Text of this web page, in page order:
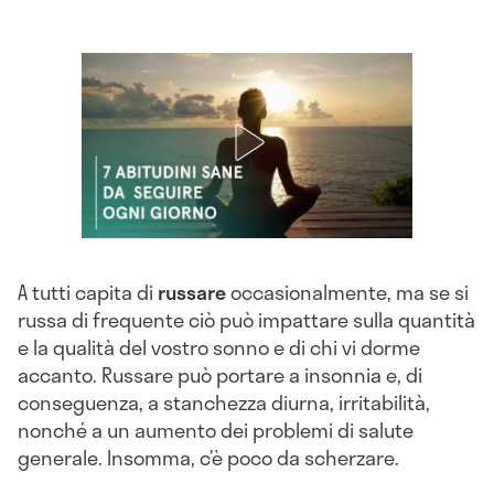
A tutti capita di russareoccasionalmente, ma se si
russa di frequente ciò può impattare sulla quantità
e la qualità del vostro sonno e di chi vi dorme
accanto. Russare può portare a insonnia e, di
conseguenza, a stanchezza diurna, irritabilità,
nonché a un aumento dei problemi di salute
generale. Insomma, c’è poco da scherzare.